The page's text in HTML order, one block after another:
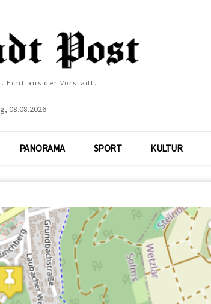
Echt aus der Vorstadt.
08.08.2026
PANORAMA SPORT KULTUR